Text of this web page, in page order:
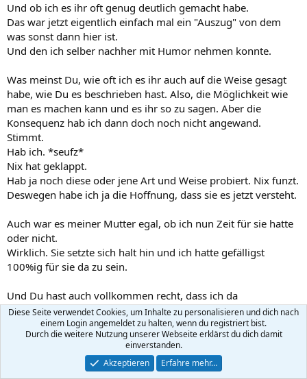
Und ob ich es ihr oft genug deutlich gemacht habe.
Das war jetzt eigentlich einfach mal ein "Auszug" von dem
was sonst dann hier ist.
Und den ich selber nachher mit Humor nehmen konnte.
Was meinst Du, wie oft ich es ihr auch auf die Weise gesagt
habe, wie Du es beschrieben hast. Also, die Möglichkeit wie
man es machen kann und es ihr so zu sagen. Aber die
Konsequenz hab ich dann doch noch nicht angewand.
Stimmt.
Hab ich. *seufz*
Nix hat geklappt.
Hab ja noch diese oder jene Art und Weise probiert. Nix funzt.
Deswegen habe ich ja die Hoffnung, dass sie es jetzt versteht.
Auch war es meiner Mutter egal, ob ich nun Zeit für sie hatte
oder nicht.
Wirklich. Sie setzte sich halt hin und ich hatte gefälligst
100%ig für sie da zu sein.
Und Du hast auch vollkommen recht, dass ich da
widersprüchlich gehandelt habe in dieser Situation. So hatte
ich das nicht gesehen weil ich ja eigentlich Zeit für sie hatte.
Nur wollte ich ihr meine Prinzipien zu dem Thema klar
Ich hab innerlich mal wieder aufgegeben und machen lassen
Diese Seite verwendet Cookies, um Inhalte zu personalisieren und dich nach
einem Login angemeldet zu halten, wenn du registriert bist.
Durch die weitere Nutzung unserer Webseite erklärst du dich damit
einverstanden.
Akzeptieren
Erfahre mehr…